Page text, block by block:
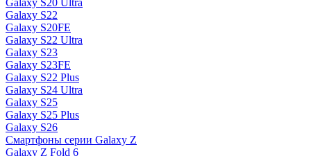
Galaxy S20 Ultra
Galaxy S22
Galaxy S20FE
Galaxy S22 Ultra
Galaxy S23
Galaxy S23FE
Galaxy S22 Plus
Galaxy S24 Ultra
Galaxy S25
Galaxy S25 Plus
Galaxy S26
Смартфоны серии Galaxy Z
Galaxy Z Fold 6